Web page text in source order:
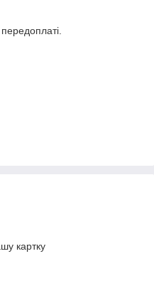
картку